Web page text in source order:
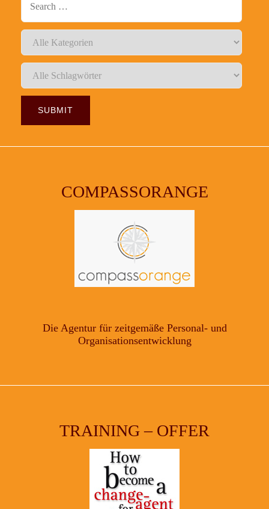
COMPASSORANGE
Die Agentur für zeitgemäße Personal- und
Organisationsentwicklung
TRAINING – OFFER